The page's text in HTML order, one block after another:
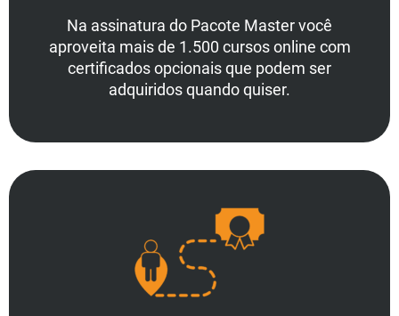
Na assinatura do Pacote Master você
aproveita mais de 1.500 cursos online com
certificados opcionais que podem ser
adquiridos quando quiser.